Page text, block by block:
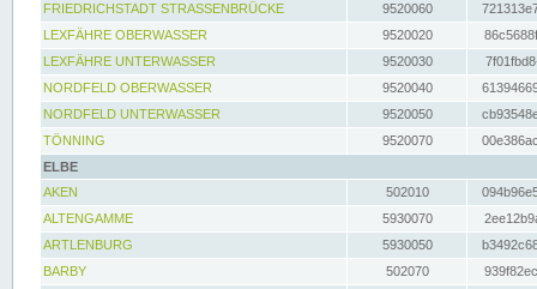
FRIEDRICHSTADT STRASSENBRÜCKE
9520060
LEXFÄHRE OBERWASSER
9520020
LEXFÄHRE UNTERWASSER
9520030
NORDFELD OBERWASSER
9520040
NORDFELD UNTERWASSER
9520050
TÖNNING
9520070
ELBE
AKEN
502010
ALTENGAMME
5930070
ARTLENBURG
5930050
BARBY
502070